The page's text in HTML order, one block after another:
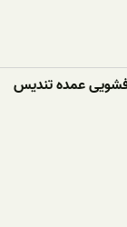
عمده تندیس